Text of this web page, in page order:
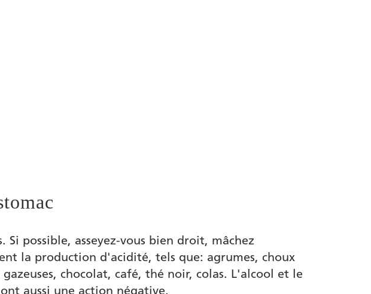
possible, asseyez-vous bien droit, mâchez
la production d'acidité, tels que: agrumes, choux
chocolat, café, thé noir, colas. L'alcool et le
aussi une action négative.